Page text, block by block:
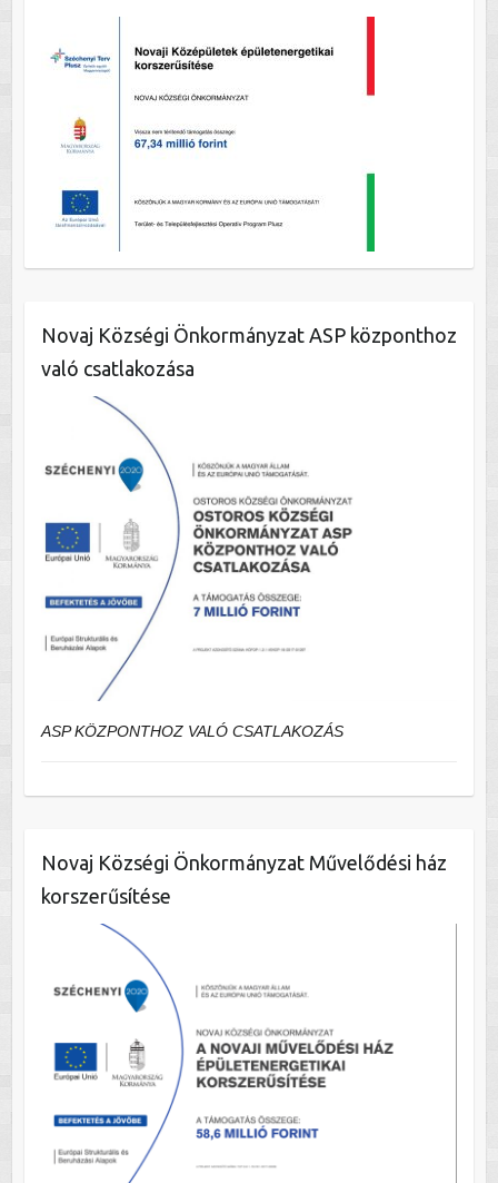
Novaj Községi Önkormányzat ASP központhoz
való csatlakozása
ASP KÖZPONTHOZ VALÓ CSATLAKOZÁS
Novaj Községi Önkormányzat Művelődési ház
korszerűsítése